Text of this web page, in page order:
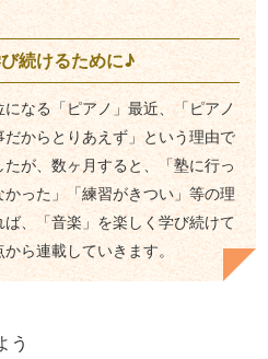
続けるために♪
なる「ピアノ」最近、「ピアノ
からとりあえず」という理由で
が、数ヶ月すると、「塾に行っ
った」「練習がきつい」等の理
、「音楽」を楽しく学び続けて
ら連載していきます。
う